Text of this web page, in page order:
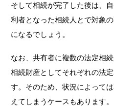
そして相続が完了した後は、
利者となった相続人とで対象
になるでしょう。
なお、共有者に複数の法定相
相続財産としてそれぞれの法
す。そのため、状況によって
えてしまうケースもあります。